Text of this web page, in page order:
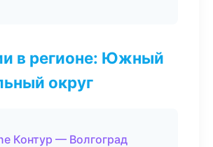
в регионе: Южный
округ
Контур — Волгоград